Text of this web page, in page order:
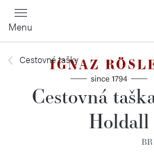
Prejsť
na
obsah
Cestovné tašky
Cestovná
Holdall